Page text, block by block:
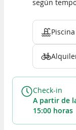
según
Piscina
Check-in
a partir de las
15:00 horas